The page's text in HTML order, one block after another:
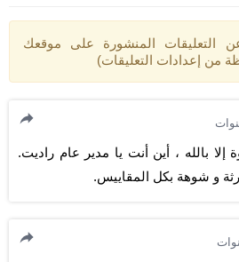
التعليقات المنشورة على موقعك
من إعدادات التعليقات)
إلا بالله ، أين أنت يا مدير عام راديت.
و شوهة بكل المقاييس.